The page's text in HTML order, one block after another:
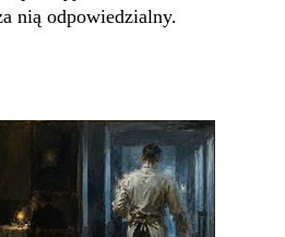
nią odpowiedzialny.